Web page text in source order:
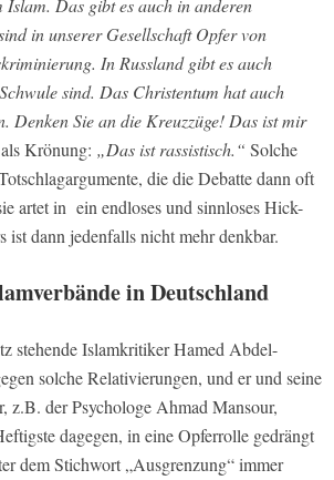
Islam. Das gibt es auch in anderen
in unserer Gesellschaft Opfer von
In Russland gibt es auch
sind. Das Christentum hat auch
Denken Sie an die Kreuzzüge! Das ist mir
Krönung: „Das ist rassistisch.“ Solche
die die Debatte dann oft
artet in ein endloses und sinnloses Hick-
ist dann jedenfalls nicht mehr denkbar.
in Deutschland
stehende Islamkritiker Hamed Abdel-
solche Relativierungen, und er und seine
z.B. der Psychologe Ahmad Mansour,
dagegen, in eine Opferrolle gedrängt
dem Stichwort „Ausgrenzung“ immer